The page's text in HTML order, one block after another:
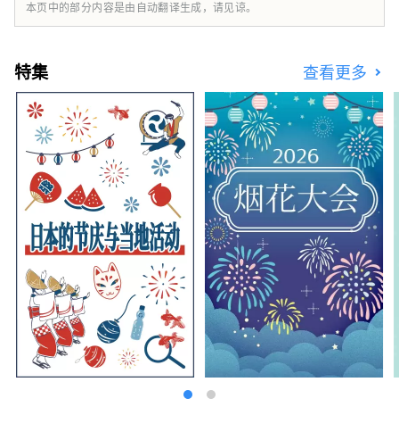
本页中的部分内容是由自动翻译生成，请见谅。
特集 查看更多